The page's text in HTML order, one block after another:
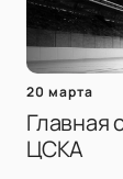
20 марта
Главная
ЦСКА